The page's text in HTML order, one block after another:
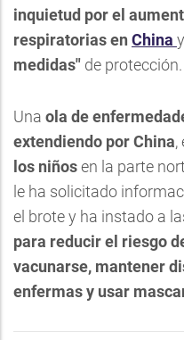
inquietud por el
respiratorias en China
medidas" de protección.
Una ola de
extendiendo por China,
los niñosen la parte
le ha solicitado
el brote y ha instado a
para reducir el riesgo
vacunarse, mantener
enfermas y usar